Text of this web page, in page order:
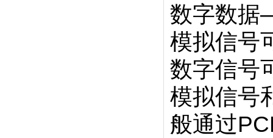
数字数
模拟信号
数字信号
模拟信号
般通过